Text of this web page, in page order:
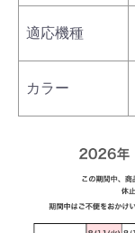
適応機種
カラー